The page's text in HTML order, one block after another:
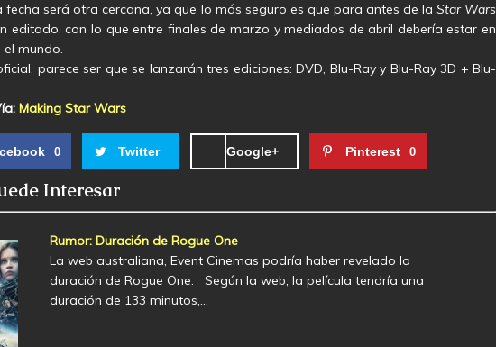
fecha será otra cercana, ya que lo más seguro es que para antes de la Star Wars
editado, con lo que entre finales de marzo y mediados de abril debería estar en
mundo.
parece ser que se lanzarán tres ediciones: DVD, Blu-Ray y Blu-Ray 3D + Blu-
Making Star Wars
0 Twitter Google+ Pinterest 0
Interesar
Rumor: Duración de Rogue One
La web australiana, Event Cinemas podría haber revelado la
duración de Rogue One. Según la web, la película tendría una
duración de 133 minutos,…